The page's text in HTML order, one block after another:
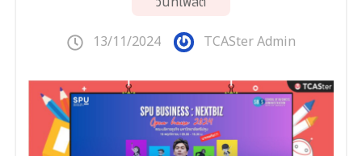
13/11/2024 TCASter Admin